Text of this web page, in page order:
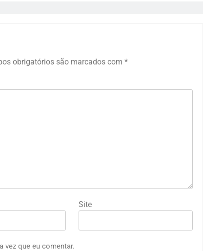
obrigatórios são marcados com *
Site
vez que eu comentar.